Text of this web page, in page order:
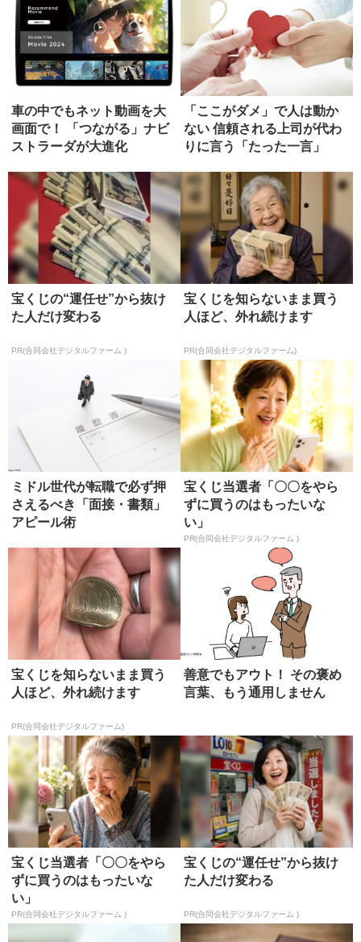
車の中でもネット動画を大
画面で！ 「つながる」ナビ
ストラーダが大進化
「ここがダメ」で人は動か
ない 信頼される上司が代わ
りに言う「たった一言」
宝くじの“運任せ”から抜け
た人だけ変わる
PR(合同会社デジタルファーム )
宝くじを知らないまま買う
人ほど、外れ続けます
PR(合同会社デジタルファーム)
ミドル世代が転職で必ず押
さえるべき「面接・書類」
アピール術
宝くじ当選者「〇〇をやら
ずに買うのはもったいな
い」
PR(合同会社デジタルファーム )
宝くじを知らないまま買う
人ほど、外れ続けます
PR(合同会社デジタルファーム)
善意でもアウト！ その褒め
言葉、もう通用しません
宝くじ当選者「〇〇をやら
ずに買うのはもったいな
い」
PR(合同会社デジタルファーム )
宝くじの“運任せ”から抜け
た人だけ変わる
PR(合同会社デジタルファーム )